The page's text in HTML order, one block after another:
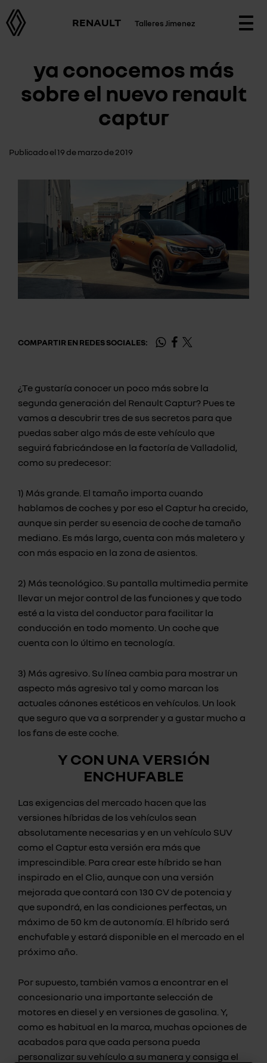
RENAULT Talleres Jimenez
ya conocemos más
sobre el nuevo renault
captur
Publicado el 19 de marzo de 2019
COMPARTIR EN REDES SOCIALES:
¿Te gustaría conocer un poco más sobre la
segunda generación del Renault Captur? Pues te
vamos a descubrir tres de sus secretos para que
puedas saber algo más de este vehículo que
seguirá fabricándose en la factoría de Valladolid,
como su predecesor:
1) Más grande. El tamaño importa cuando
hablamos de coches y por eso el Captur ha crecido,
aunque sin perder su esencia de coche de tamaño
mediano. Es más largo, cuenta con más maletero y
con más espacio en la zona de asientos.
2) Más tecnológico. Su pantalla multimedia permite
llevar un mejor control de las funciones y que todo
esté a la vista del conductor para facilitar la
conducción en todo momento. Un coche que
cuenta con lo último en tecnología.
3) Más agresivo. Su línea cambia para mostrar un
aspecto más agresivo tal y como marcan los
actuales cánones estéticos en vehículos. Un look
que seguro que va a sorprender y a gustar mucho a
los fans de este coche.
Y CON UNA VERSIÓN
ENCHUFABLE
Las exigencias del mercado hacen que las
versiones híbridas de los vehículos sean
absolutamente necesarias y en un vehículo SUV
como el Captur esta versión era más que
imprescindible. Para crear este híbrido se han
inspirado en el Clio, aunque con una versión
mejorada que contará con 130 CV de potencia y
que supondrá, en las condiciones perfectas, un
máximo de 50 km de autonomía. El híbrido será
enchufable y estará disponible en el mercado en el
próximo año.
Por supuesto, también vamos a encontrar en el
concesionario una importante selección de
motores en diesel y en versiones de gasolina. Y,
como es habitual en la marca, muchas opciones de
acabados para que cada persona pueda
personalizar su vehículo a su manera y consiga el